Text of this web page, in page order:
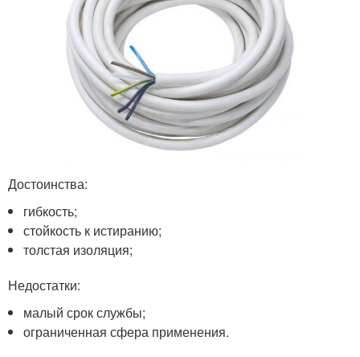
Достоинства:
гибкость;
стойкость к истиранию;
толстая изоляция;
Недостатки:
малый срок службы;
ограниченная сфера применения.